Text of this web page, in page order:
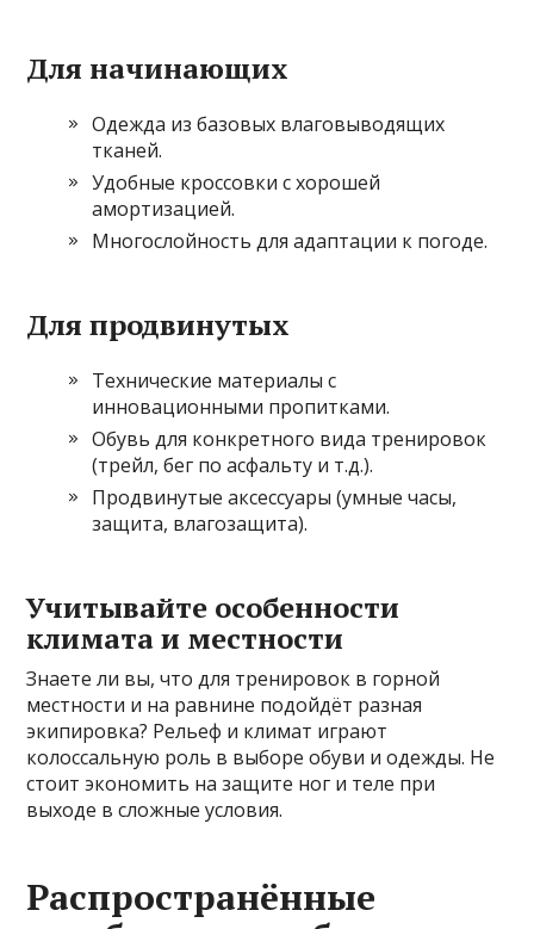
Для начинающих
Одежда из базовых влаговыводящих
тканей.
Удобные кроссовки с хорошей
амортизацией.
Многослойность для адаптации к погоде.
Для продвинутых
Технические материалы с
инновационными пропитками.
Обувь для конкретного вида тренировок
(трейл, бег по асфальту и т.д.).
Продвинутые аксессуары (умные часы,
защита, влагозащита).
Учитывайте особенности
климата и местности
Знаете ли вы, что для тренировок в горной
местности и на равнине подойдёт разная
экипировка? Рельеф и климат играют
колоссальную роль в выборе обуви и одежды. Не
стоит экономить на защите ног и теле при
выходе в сложные условия.
Распространённые